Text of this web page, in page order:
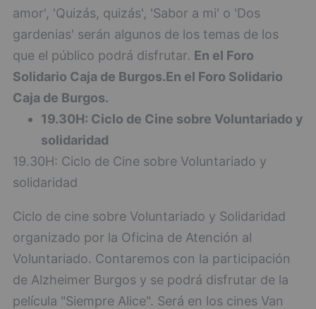
amor', 'Quizás, quizás', 'Sabor a mi' o 'Dos
gardenias' serán algunos de los temas de los
que el público podrá disfrutar. En el Foro
Solidario Caja de Burgos.En el Foro Solidario
Caja de Burgos.
19.30H: Ciclo de Cine sobre Voluntariado y
solidaridad
19.30H: Ciclo de Cine sobre Voluntariado y
solidaridad
Ciclo de cine sobre Voluntariado y Solidaridad
organizado por la Oficina de Atención al
Voluntariado. Contaremos con la participación
de Alzheimer Burgos y se podrá disfrutar de la
película "Siempre Alice". Será en los cines Van